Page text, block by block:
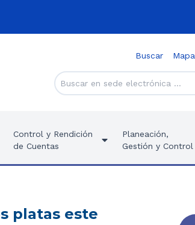
Buscar Mapa
Control y Rendición
de Cuentas
Planeación,
Gestión y Control
platas este